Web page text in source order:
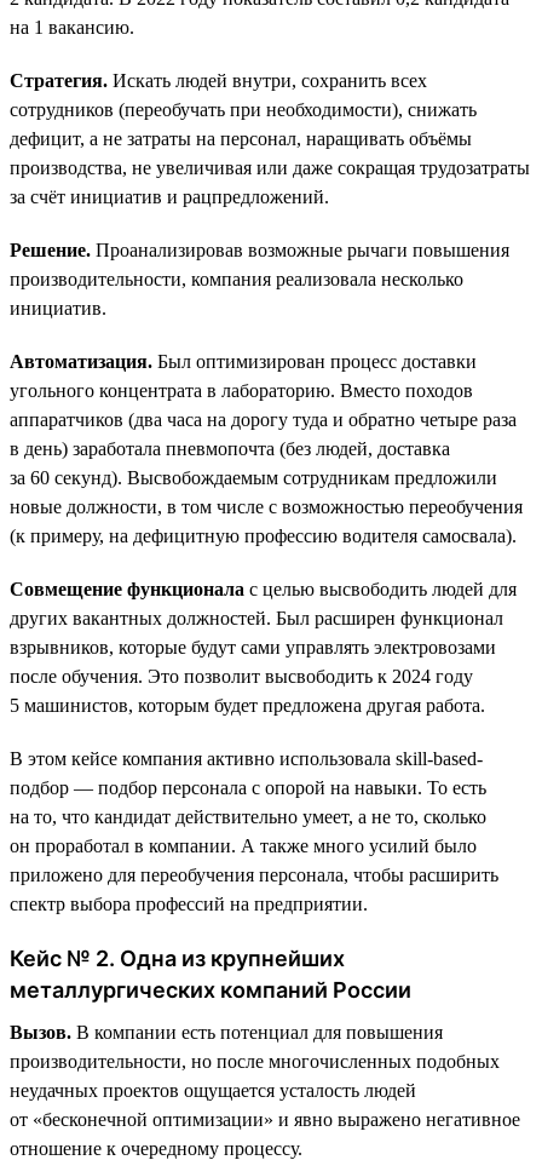
на 1 вакансию.
Стратегия. Искать людей внутри, сохранить всех
сотрудников (переобучать при необходимости), снижать
дефицит, а не затраты на персонал, наращивать объёмы
производства, не увеличивая или даже сокращая трудозатраты
за счёт инициатив и рацпредложений.
Решение. Проанализировав возможные рычаги повышения
производительности, компания реализовала несколько
инициатив.
Автоматизация. Был оптимизирован процесс доставки
угольного концентрата в лабораторию. Вместо походов
аппаратчиков (два часа на дорогу туда и обратно четыре раза
в день) заработала пневмопочта (без людей, доставка
за 60 секунд). Высвобождаемым сотрудникам предложили
новые должности, в том числе с возможностью переобучения
(к примеру, на дефицитную профессию водителя самосвала).
Совмещение функционала с целью высвободить людей для
других вакантных должностей. Был расширен функционал
взрывников, которые будут сами управлять электровозами
после обучения. Это позволит высвободить к 2024 году
5 машинистов, которым будет предложена другая работа.
В этом кейсе компания активно использовала skill-based-
подбор — подбор персонала с опорой на навыки. То есть
на то, что кандидат действительно умеет, а не то, сколько
он проработал в компании. А также много усилий было
приложено для переобучения персонала, чтобы расширить
спектр выбора профессий на предприятии.
Кейс № 2. Одна из крупнейших
металлургических компаний России
Вызов. В компании есть потенциал для повышения
производительности, но после многочисленных подобных
неудачных проектов ощущается усталость людей
от «бесконечной оптимизации» и явно выражено негативное
отношение к очередному процессу.